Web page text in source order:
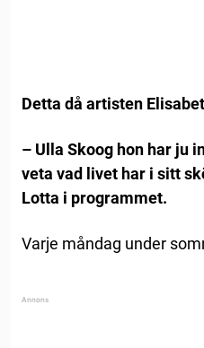
Detta då artisten
– Ulla Skoog hon har ju
veta vad livet har i sitt
Lotta i programmet.
Varje måndag under